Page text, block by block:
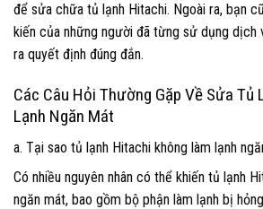
để sửa chữa tủ lạnh Hitachi. Ngoài ra, bạn
kiến của những người đã từng sử dụng dịch
ra quyết định đúng đắn.
Các Câu Hỏi Thường Gặp Về Sửa Tủ
Lạnh Ngăn Mát
a. Tại sao tủ lạnh Hitachi không làm lạnh
Có nhiều nguyên nhân có thể khiến tủ lạnh
ngăn mát, bao gồm bộ phận làm lạnh bị